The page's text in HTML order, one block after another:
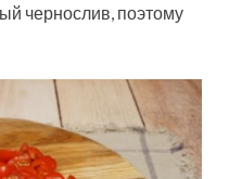
чернослив, поэтому